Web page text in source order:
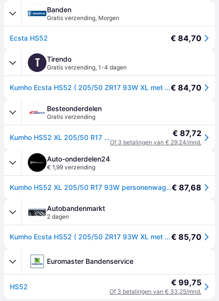
Banden
Gratis verzending, Morgen
Ecsta HS52 € 84,70
T Tirendo
Gratis verzending, 1-4 dagen
Kumho Ecsta HS52 ( 205/50 ZR17 93W XL met wangbescherming (FSL) )€ 84,70
Besteonderdelen
Gratis verzending
Kumho HS52 XL 205/50 R17 93W personenwagen Zomerbanden Banden 2329033 € 87,72
Of 3 betalingen van € 29,24/mnd.
Auto-onderdelen24
€ 1,99 verzending
Kumho HS52 XL 205/50 R17 93W personenwagen Zomerbanden Banden 2329033€ 87,68
Autobandenmarkt
2 dagen
Kumho Ecsta HS52 ( 205/50 ZR17 93W XL met wangbescherming (FSL) )€ 85,70
Euromaster Bandenservice
HS52 € 99,75
Of 3 betalingen van € 33,25/mnd.